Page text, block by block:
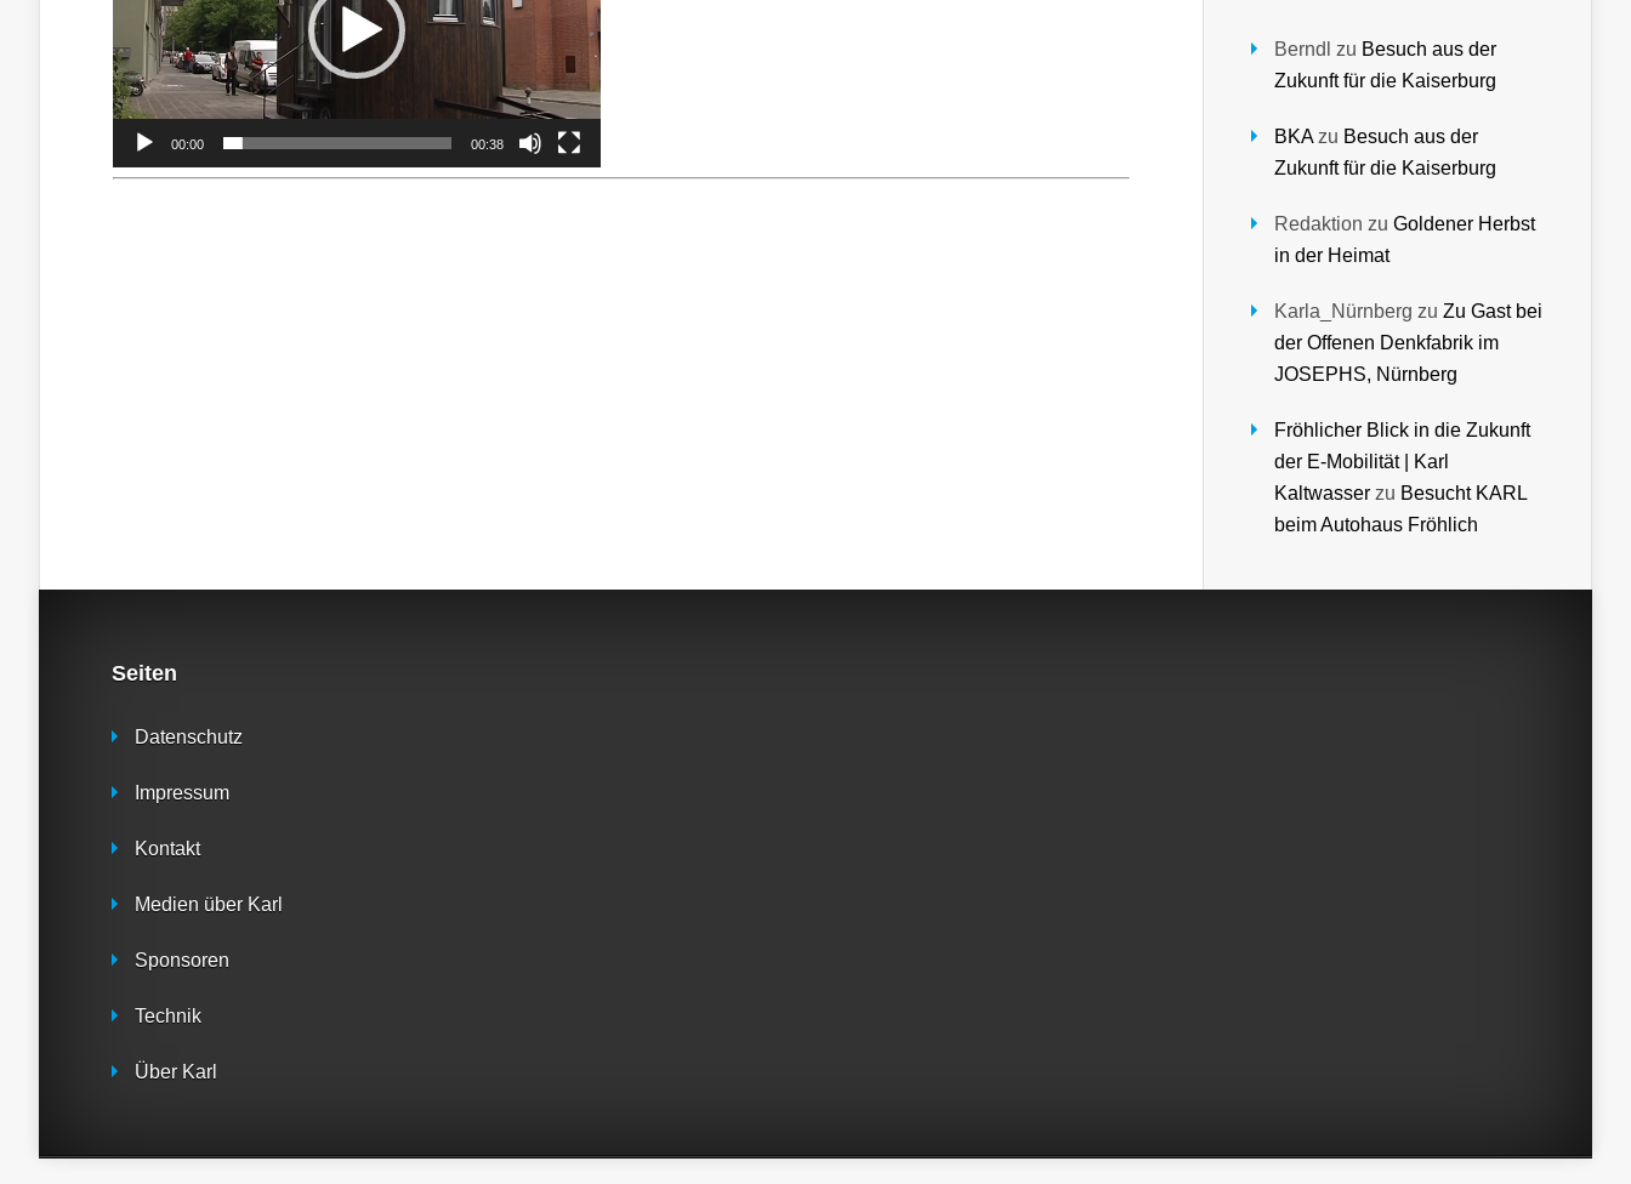
00:00 00:38
Berndl zu Besuch aus der
Zukunft für die Kaiserburg
BKAzu Besuch aus der
Zukunft für die Kaiserburg
Redaktion zu Goldener Herbst
in der Heimat
Karla_Nürnberg zu Zu Gast bei
der Offenen Denkfabrik im
JOSEPHS, Nürnberg
Fröhlicher Blick in die Zukunft
der E-Mobilität | Karl
Kaltwasser zu Besucht KARL
beim Autohaus Fröhlich
Seiten
Datenschutz
Impressum
Kontakt
Medien über Karl
Sponsoren
Technik
Über Karl